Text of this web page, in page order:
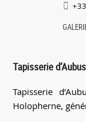
Tapisserie
Tapisserie
Holopherne,